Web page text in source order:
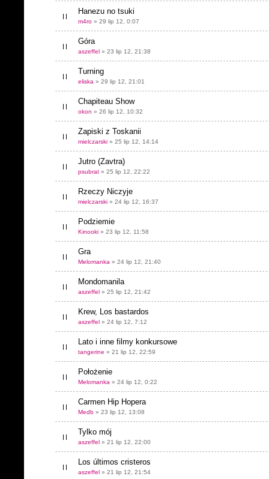
Hanezu no tsuki
m4ro » 29 lip 12, 0:07
Góra
aszeffel » 23 lip 12, 21:38
Turning
eliska » 29 lip 12, 21:01
Chapiteau Show
okon » 26 lip 12, 10:32
Zapiski z Toskanii
mielczarski » 25 lip 12, 14:14
Jutro (Zavtra)
psubrat » 25 lip 12, 22:22
Rzeczy Niczyje
mielczarski » 24 lip 12, 16:37
Podziemie
Kinooki » 23 lip 12, 11:58
Gra
Melomanka » 24 lip 12, 21:40
Mondomanila
aszeffel » 25 lip 12, 21:42
Krew, Los bastardos
aszeffel » 24 lip 12, 7:12
Lato i inne filmy konkursowe
tangerine » 21 lip 12, 22:59
Położenie
Melomanka » 24 lip 12, 0:22
Carmen Hip Hopera
Medb » 23 lip 12, 13:08
Tylko mój
aszeffel » 21 lip 12, 22:00
Los últimos cristeros
aszeffel » 21 lip 12, 21:54